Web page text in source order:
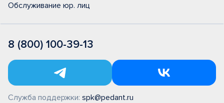
Обслуживание юр. лиц
8 (800) 100-39-13
Служба поддержки: spk@pedant.ru